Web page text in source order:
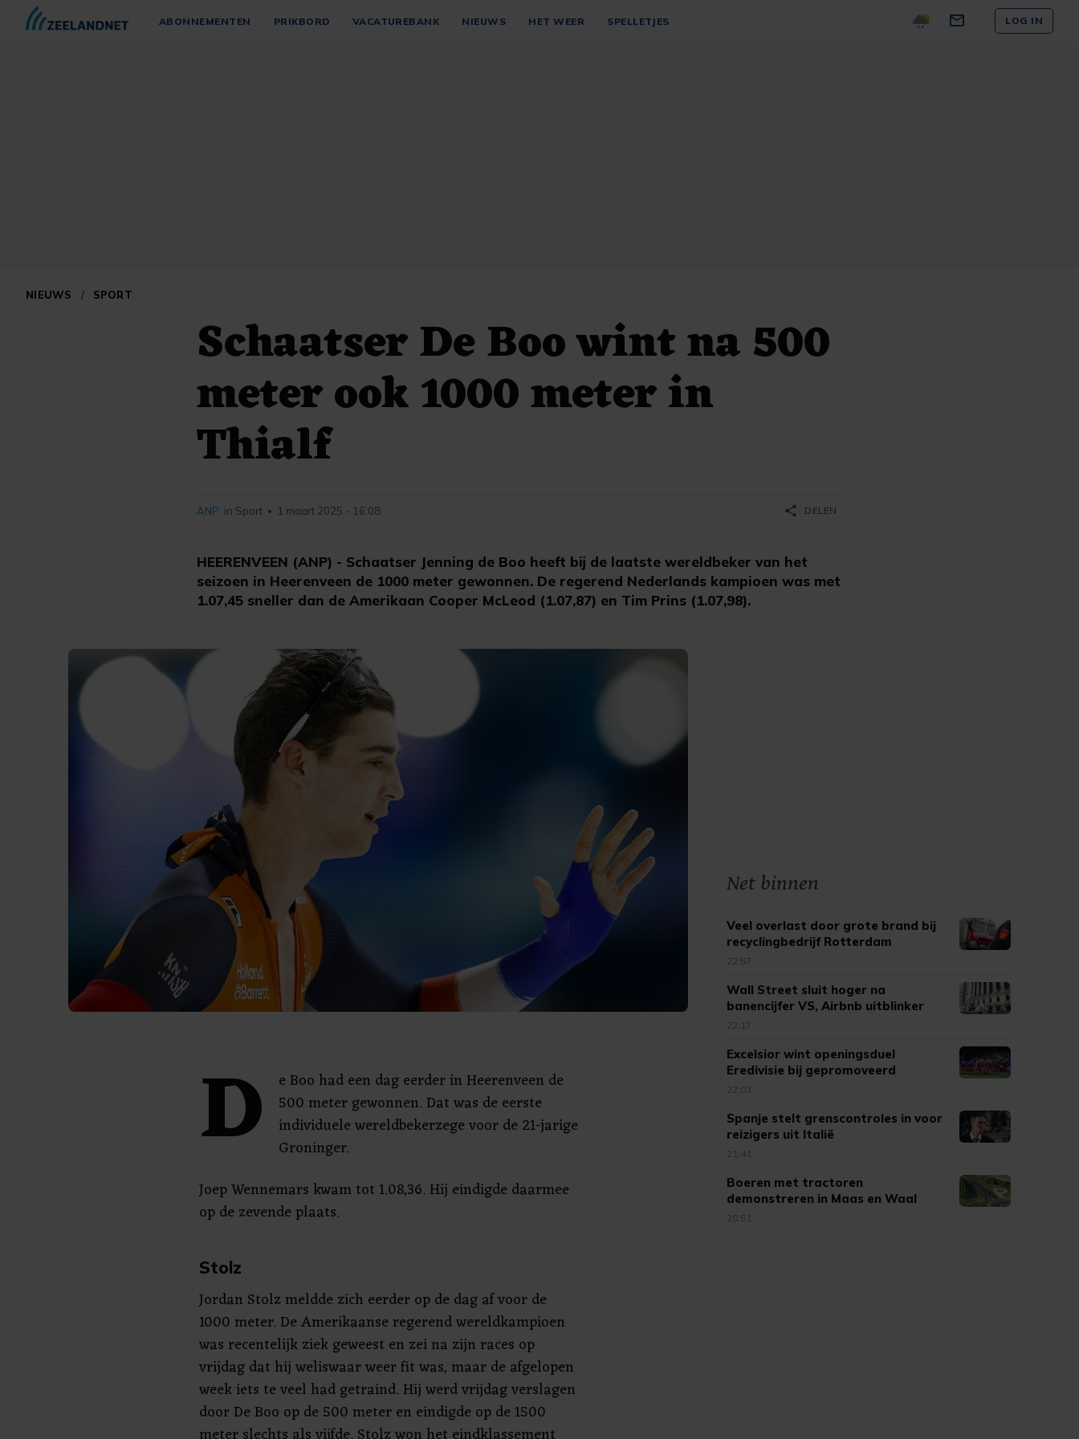
ABONNEMENTEN PRIKBORD VACATUREBANK NIEUWS HET WEER SPELLETJES LOG IN
NIEUWS / SPORT
Schaatser De Boo wint na 500
meter ook 1000 meter in
Thialf
HEERENVEEN (ANP) - Schaatser Jenning de Boo heeft bij de laatste wereldbeker van het
seizoen in Heerenveen de 1000 meter gewonnen. De regerend Nederlands kampioen was met
1.07,45 sneller dan de Amerikaan Cooper McLeod (1.07,87) en Tim Prins (1.07,98).
ANP in Sport • 1 maart 2025 - 16:08 share DELEN
D
e Boo had een dag eerder in Heerenveen de
500 meter gewonnen. Dat was de eerste
individuele wereldbekerzege voor de 21-jarige
Groninger.
Joep Wennemars kwam tot 1.08,36. Hij eindigde daarmee
op de zevende plaats.
Stolz
Jordan Stolz meldde zich eerder op de dag af voor de
1000 meter. De Amerikaanse regerend wereldkampioen
was recentelijk ziek geweest en zei na zijn races op
vrijdag dat hij weliswaar weer fit was, maar de afgelopen
week iets te veel had getraind. Hij werd vrijdag verslagen
door De Boo op de 500 meter en eindigde op de 1500
Net binnen
Veel overlast door grote brand bij
recyclingbedrijf Rotterdam
22:57
Wall Street sluit hoger na
banencijfer VS, Airbnb uitblinker
22:17
Excelsior wint openingsduel
Eredivisie bij gepromoveerd
Cambuur
22:03
Spanje stelt grenscontroles in voor
reizigers uit Italië
21:41
Boeren met tractoren
demonstreren in Maas en Waal
20:51